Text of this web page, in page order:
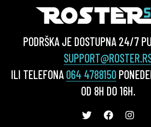
PODRŠKA JE DOSTUPNA 24/7
ILI TELEFONA 064 4788150
OD 8H DO 16H.